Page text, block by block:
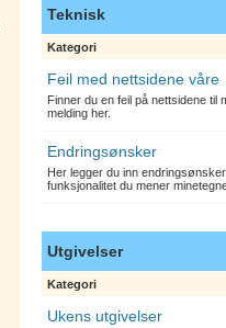
Teknisk
Kategori
Feil med nettsidene våre
Finner du en feil på nettsidene til
melding her.
Endringsønsker
Her legger du inn
funksjonalitet du mener
Utgivelser
Kategori
Ukens utgivelser